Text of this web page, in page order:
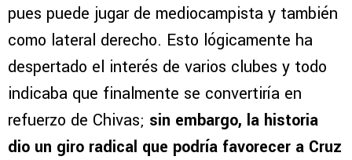
pues puede jugar de mediocampista y también
como lateral derecho. Esto lógicamente ha
despertado el interés de varios clubes y todo
indicaba que finalmente se convertiría en
refuerzo de Chivas; sin embargo, la historia
dio un giro radical que podría favorecer a Cruz